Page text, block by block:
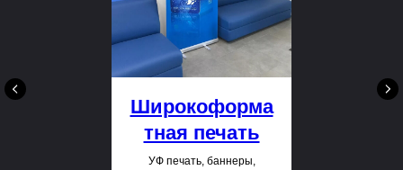
Широкоформа
тная печать
УФ печать, баннеры,